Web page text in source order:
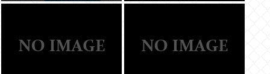
の旦那がいるママ